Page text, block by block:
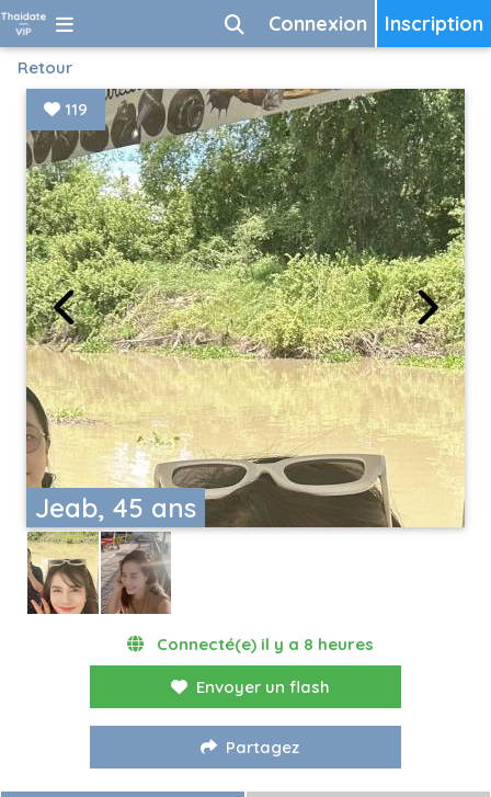
Inscription
Connexion
Retour
Jeab, 45 ans
119
Connecté(e) il y a 8 heures
Envoyer un flash
Partagez